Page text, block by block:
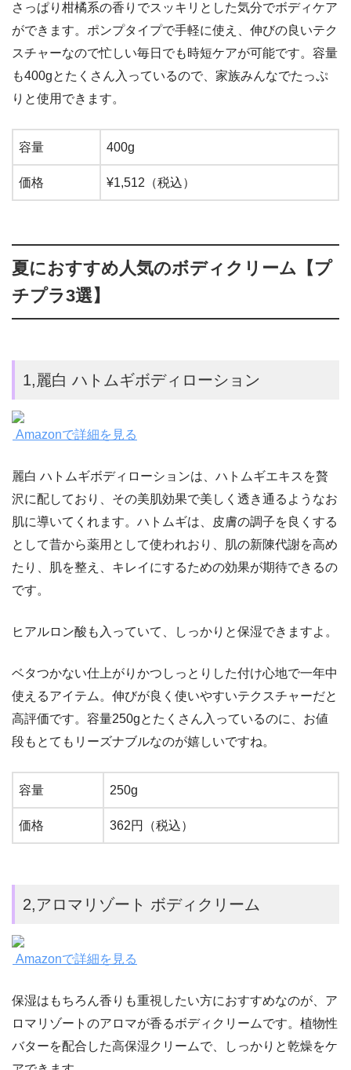
さっぱり柑橘系の香りでスッキリとした気分でボディケア
ができます。ポンプタイプで手軽に使え、伸びの良いテク
スチャーなので忙しい毎日でも時短ケアが可能です。容量
も400gとたくさん入っているので、家族みんなでたっぷ
りと使用できます。
容量 400g
価格 ¥1,512（税込）
夏におすすめ人気のボディクリーム【プ
チプラ3選】
1,麗白 ハトムギボディローション
Amazonで詳細を見る
麗白 ハトムギボディローションは、ハトムギエキスを贅
沢に配しており、その美肌効果で美しく透き通るようなお
肌に導いてくれます。ハトムギは、皮膚の調子を良くする
として昔から薬用として使われおり、肌の新陳代謝を高め
たり、肌を整え、キレイにするための効果が期待できるの
です。
ヒアルロン酸も入っていて、しっかりと保湿できますよ。
ベタつかない仕上がりかつしっとりした付け心地で一年中
使えるアイテム。伸びが良く使いやすいテクスチャーだと
高評価です。容量250gとたくさん入っているのに、お値
段もとてもリーズナブルなのが嬉しいですね。
容量 250g
価格 362円（税込）
2,アロマリゾート ボディクリーム
Amazonで詳細を見る
保湿はもちろん香りも重視したい方におすすめなのが、ア
ロマリゾートのアロマが香るボディクリームです。植物性
バターを配合した高保湿クリームで、しっかりと乾燥をケ